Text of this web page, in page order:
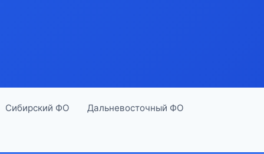
Сибирский ФО Дальневосточный ФО